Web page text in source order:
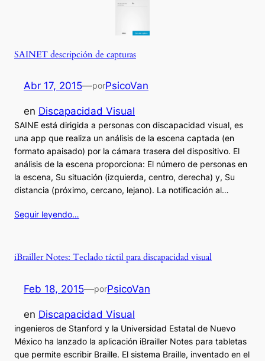
SAINET descripción de capturas
Abr 17, 2015—porPsicoVan
en Discapacidad Visual
SAINE está dirigida a personas con discapacidad visual, es
una app que realiza un análisis de la escena captada (en
formato apaisado) por la cámara trasera del dispositivo. El
análisis de la escena proporciona: El número de personas en
la escena, Su situación (izquierda, centro, derecha) y, Su
distancia (próximo, cercano, lejano). La notificación al…
Seguir leyendo…
iBrailler Notes: Teclado táctil para discapacidad visual
Feb 18, 2015—porPsicoVan
en Discapacidad Visual
ingenieros de Stanford y la Universidad Estatal de Nuevo
México ha lanzado la aplicación iBrailler Notes para tabletas
que permite escribir Braille. El sistema Braille, inventado en el